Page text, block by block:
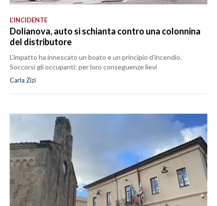
L’INCIDENTE
Dolianova, auto si schianta contro una colonnina
del distributore
L’impatto ha innescato un boato e un principio d’incendio.
Soccorsi gli occupanti: per loro conseguenze lievi
Carla Zizi